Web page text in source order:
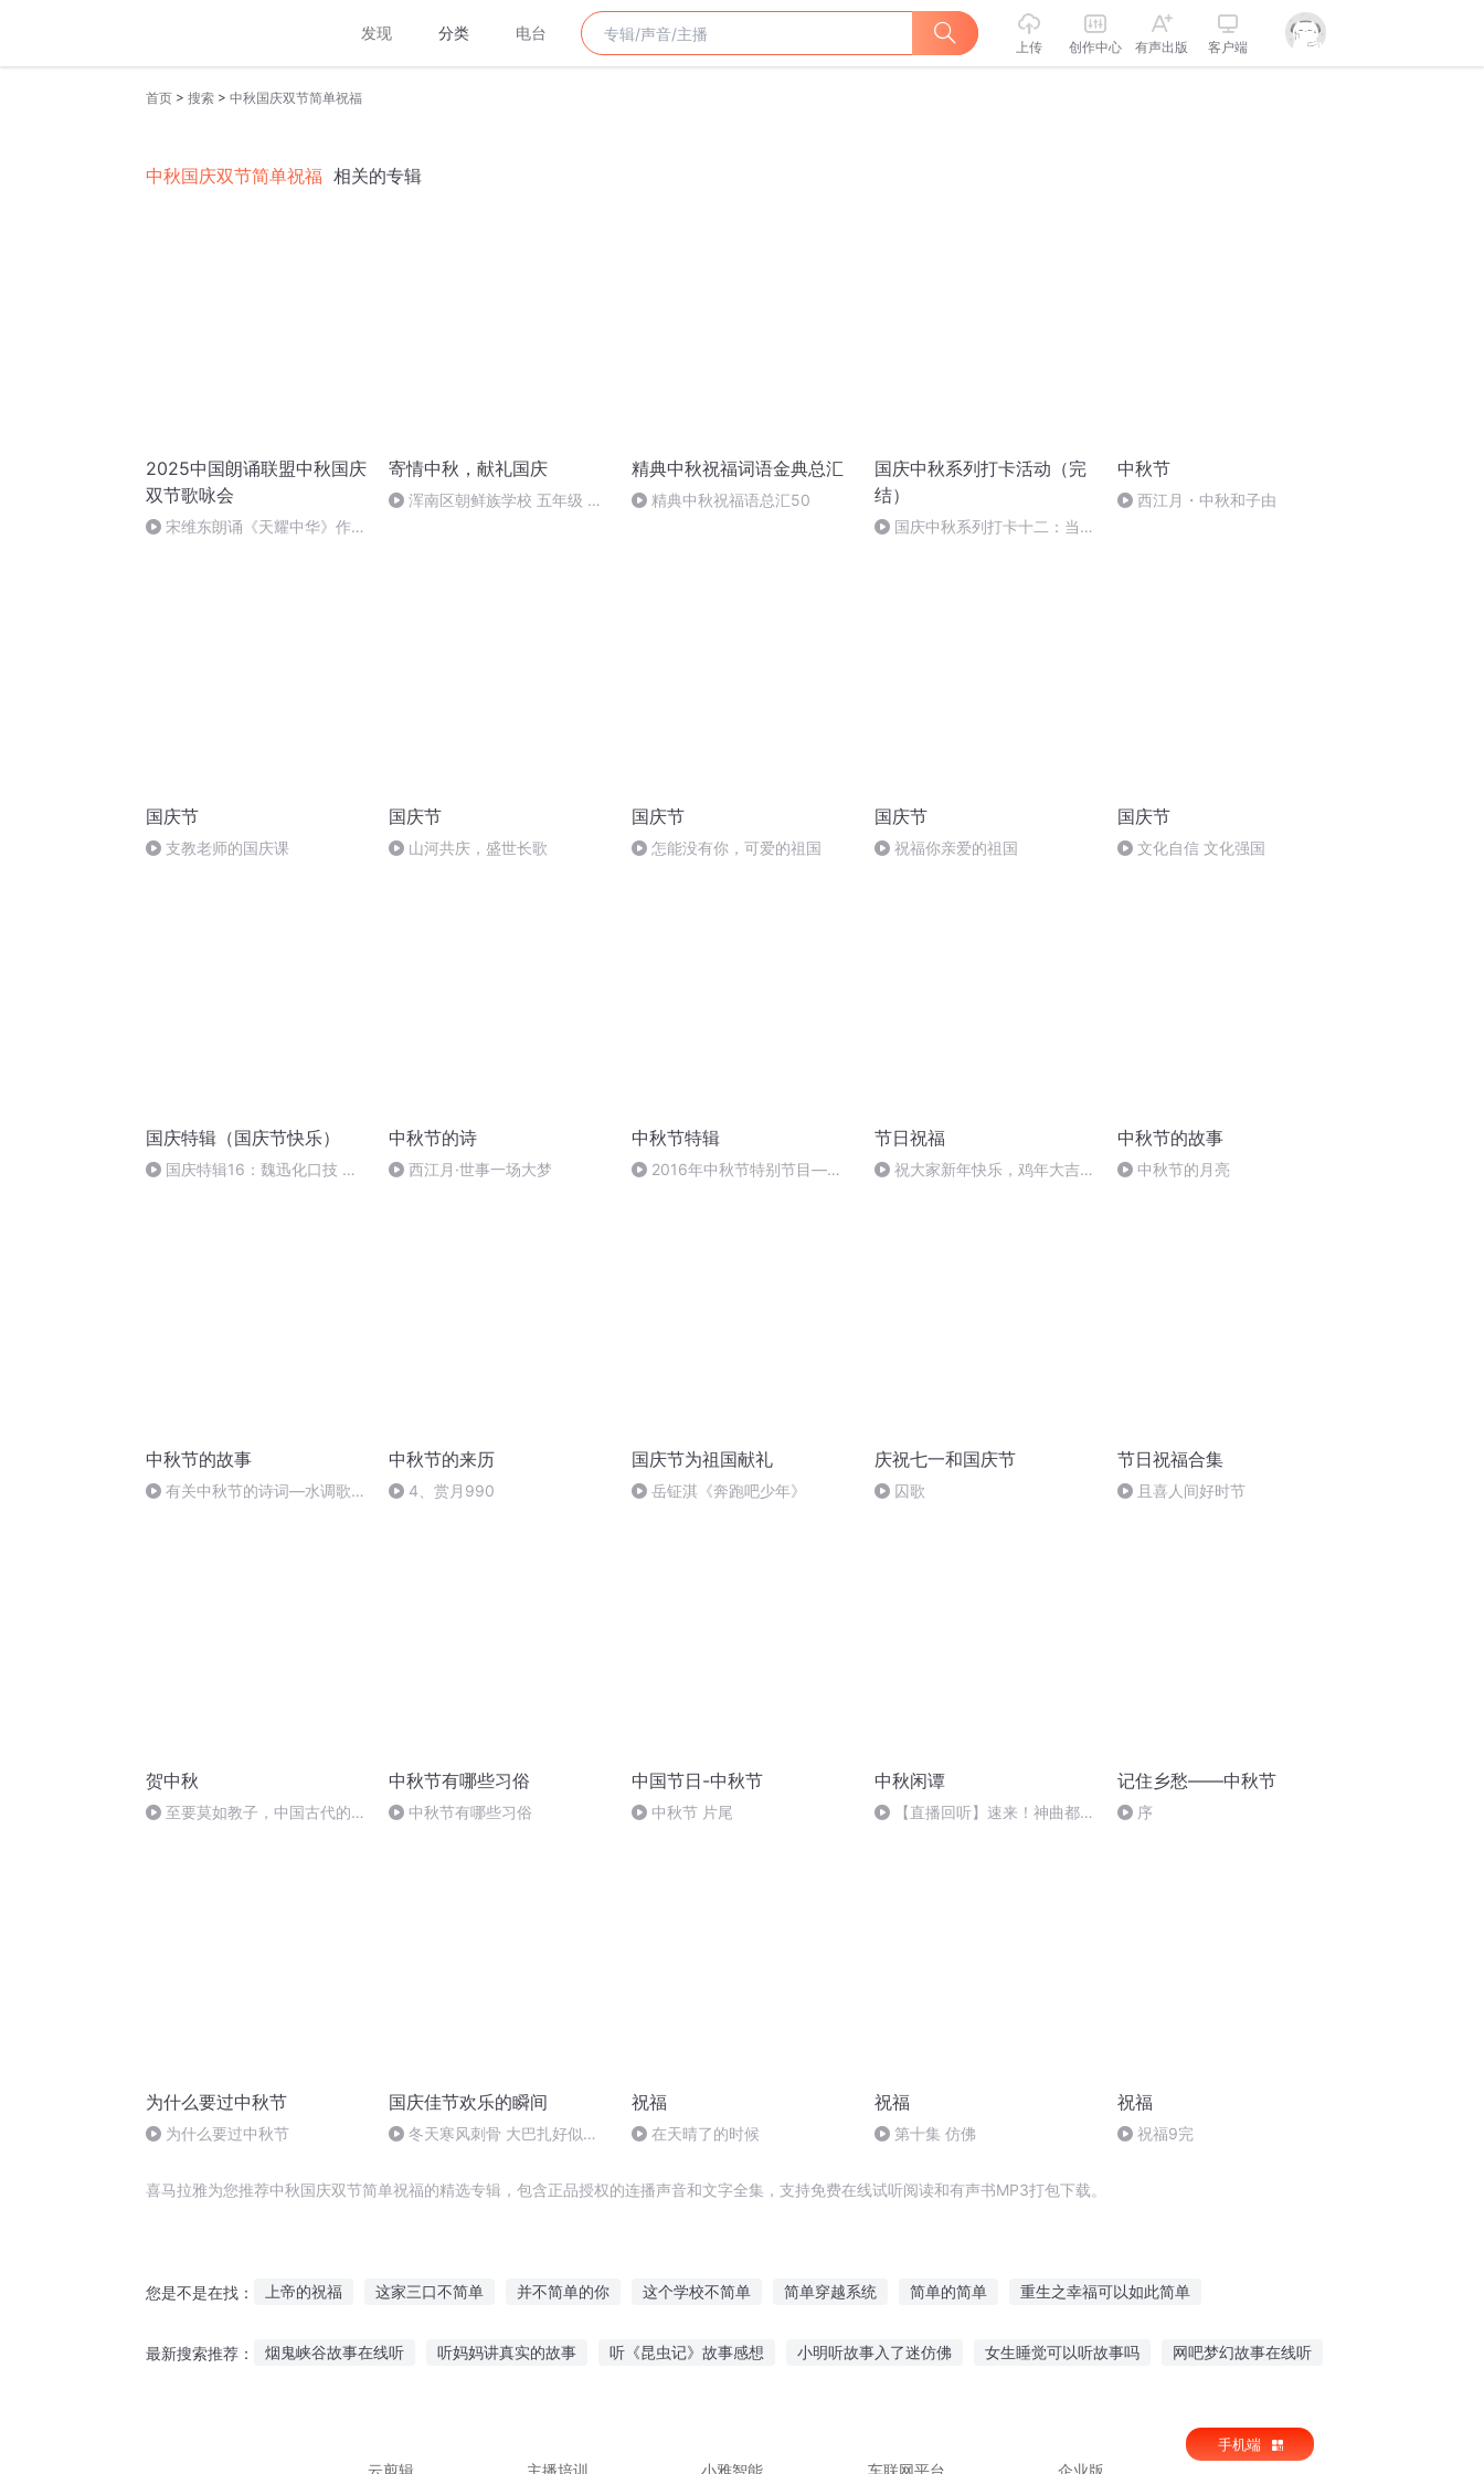
发现 分类 电台
上传 创作中心 有声出版 客户端
首页 > 搜索 > 中秋国庆双节简单祝福
中秋国庆双节简单祝福 相关的专辑
2025中国朗诵联盟中秋国庆
双节歌咏会
宋维东朗诵《天耀中华》作
寄情中秋，献礼国庆
浑南区朝鲜族学校 五年级 孙
精典中秋祝福词语金典总汇
精典中秋祝福语总汇50
国庆中秋系列打卡活动（完
结）
国庆中秋系列打卡十二：当阳
中秋节
西江月・中秋和子由
国庆节
支教老师的国庆课
国庆节
山河共庆，盛世长歌
国庆节
怎能没有你，可爱的祖国
国庆节
祝福你亲爱的祖国
国庆节
文化自信 文化强国
国庆特辑（国庆节快乐）
国庆特辑16：魏迅化口技 二
中秋节的诗
西江月·世事一场大梦
中秋节特辑
2016年中秋节特别节目—夏
节日祝福
祝大家新年快乐，鸡年大吉大
中秋节的故事
中秋节的月亮
中秋节的故事
有关中秋节的诗词―水调歌
中秋节的来历
4、赏月990
国庆节为祖国献礼
岳钲淇《奔跑吧少年》
庆祝七一和国庆节
囚歌
节日祝福合集
且喜人间好时节
贺中秋
至要莫如教子，中国古代的家
中秋节有哪些习俗
中秋节有哪些习俗
中国节日-中秋节
中秋节 片尾
中秋闲谭
【直播回听】速来！神曲都会
记住乡愁——中秋节
序
为什么要过中秋节
为什么要过中秋节
国庆佳节欢乐的瞬间
冬天寒风刺骨 大巴扎好似温
祝福
在天晴了的时候
祝福
第十集 仿佛
祝福
祝福9完
喜马拉雅为您推荐中秋国庆双节简单祝福的精选专辑，包含正品授权的连播声音和文字全集，支持免费在线试听阅读和有声书MP3打包下载。
您是不是在找： 上帝的祝福 这家三口不简单 并不简单的你 这个学校不简单 简单穿越系统 简单的简单 重生之幸福可以如此简单
最新搜索推荐： 烟鬼峡谷故事在线听 听妈妈讲真实的故事 听《昆虫记》故事感想 小明听故事入了迷仿佛 女生睡觉可以听故事吗 网吧梦幻故事在线听
云剪辑
主播培训 小雅智能 车联网平台 企业版
手机端